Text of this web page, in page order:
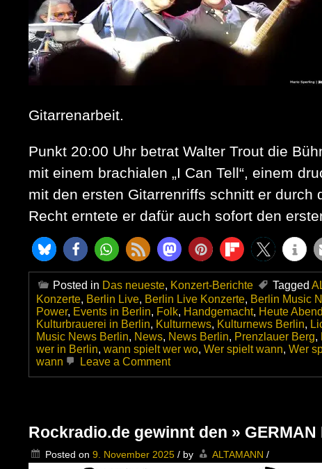
Gitarrenarbeit.
Punkt 20:00 Uhr betrat Walter Trout die
mit einem brachialen „I Can Tell“, einem
mit den ersten Gitarrenriffs schnitt er
Recht erntete er dafür auch sofort den
Posted in Das neueste, Konzert-Berichte Tagged
Konzerte, Berlin Live, Berlin Live Konzerte, Berlin Music
Power, Events in Berlin, Folk, Handgemacht, Heute
Kulturbrauerei in Berlin, Kulturnews, Kulturnews Berlin,
Music News Berlin, News, News Berlin, Prenzlauer Berg,
wer in Berlin, wann spielt wer wo, Wer spielt wann, Wer
wann
Leave a Commenton
im
im
Kesselhaus
Rockradio.de gewinnt den »
Posted on 9. November 2025 / by ALTAMANN /